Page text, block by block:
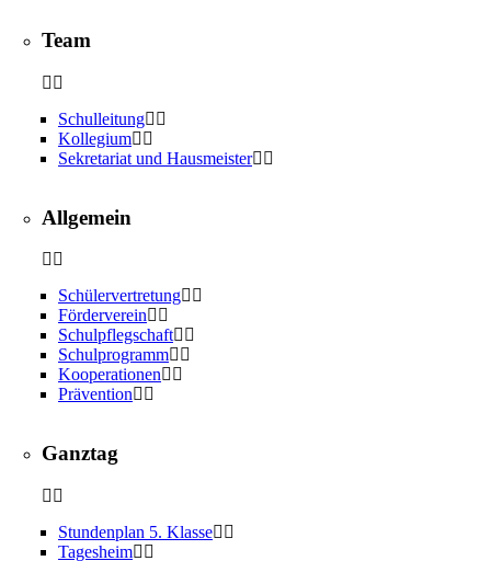
Team
Schulleitung
Kollegium
Sekretariat und Hausmeister
Allgemein
Schülervertretung
Förderverein
Schulpflegschaft
Schulprogramm
Kooperationen
Prävention
Ganztag
Stundenplan 5. Klasse
Tagesheim